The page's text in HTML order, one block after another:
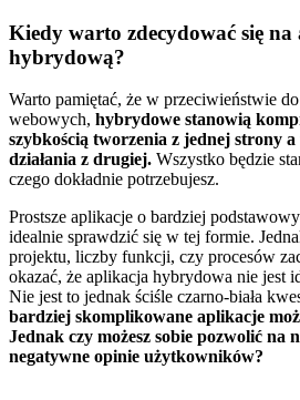
Kiedy warto zdecydować się
hybrydową?
Warto pamiętać, że w przeciwieństwie
webowych, hybrydowe stanowią
szybkością tworzenia z jednej strony
działania z drugiej. Wszystko będzie
czego dokładnie potrzebujesz.
Prostsze aplikacje o bardziej
idealnie sprawdzić się w tej formie.
projektu, liczby funkcji, czy procesów
okazać, że aplikacja hybrydowa nie jest
Nie jest to jednak ściśle czarno-biała
bardziej skomplikowane aplikacje
Jednak czy możesz sobie pozwolić na
negatywne opinie użytkowników?